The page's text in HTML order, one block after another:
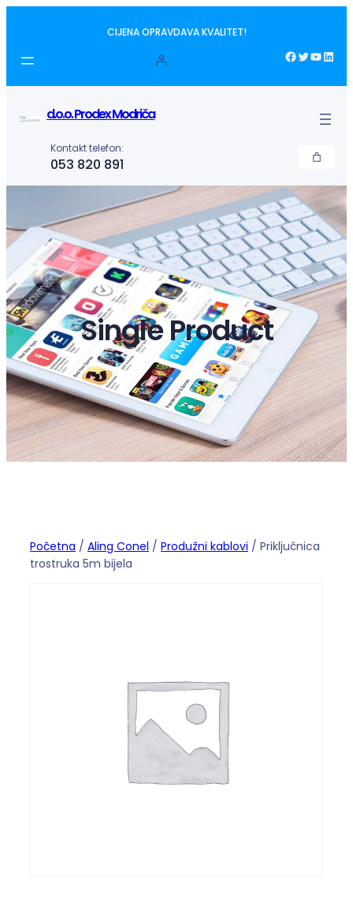
sadržaj
CIJENA OPRAVDAVA KVALITET!
Facebook Twitter YouTube LinkedIn
d.o.o. Prodex Modriča
Kontakt telefon:
053 820 891
Single Product
Početna / Aling Conel / Produžni kablovi / Priključnica
trostruka 5m bijela